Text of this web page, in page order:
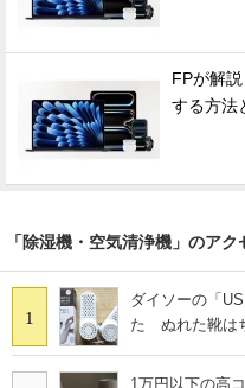
FPが解
する方法
「除湿機・空気清浄機」のア
1
ダイソーの「
た ぬれた靴は
1万円以下の高